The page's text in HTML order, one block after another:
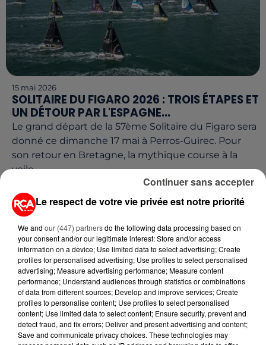
15 mai 2026
SOLITAIRE DU FIGARO 2026 : TROIS ÉTAPES ET
UN DÉTOUR PAR L'ESPAGNE...
Le grand départ de la 57ème Solitaire du Figaro sera
donné ce dimanche 17 mai à Perros-Guirec. Pour
son retour en Bretagne, la mythique course à la
voile...
7 mai 2026
Le respect de votre vie privée est notre priorité
We and our (447) partnersdo the following data processing based on
your consent and/or our legitimate interest: Store and/or access
information on a device; Use limited data to select advertising; Create
profiles for personalised advertising; Use profiles to select personalised
advertising; Measure advertising performance; Measure content
performance; Understand audiences through statistics or combinations
of data from different sources; Develop and improve services; Create
profiles to personalise content; Use profiles to select personalised
content; Use limited data to select content; Ensure security, prevent and
detect fraud, and fix errors; Deliver and present advertising and content;
Save and communicate privacy choices. These technologies may
Continuer sans accepter